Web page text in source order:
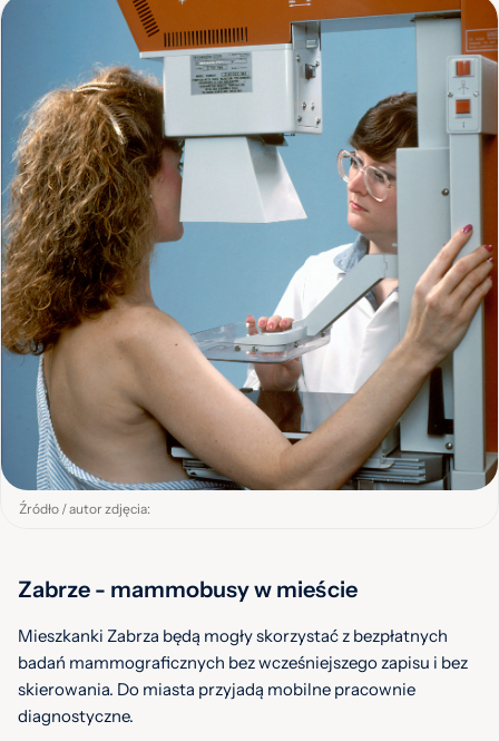
Źródło / autor zdjęcia:
Zabrze - mammobusy w mieście
Mieszkanki Zabrza będą mogły skorzystać z bezpłatnych
badań mammograficznych bez wcześniejszego zapisu i bez
skierowania. Do miasta przyjadą mobilne pracownie
diagnostyczne.